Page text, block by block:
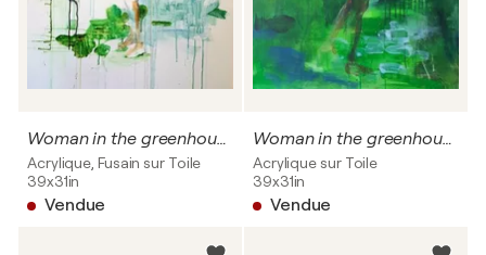
Woman in the greenhouse - white
Acrylique, Fusain sur Toile
39x31in
Vendue
Woman in the greenhouse II
Acrylique sur Toile
39x31in
Vendue